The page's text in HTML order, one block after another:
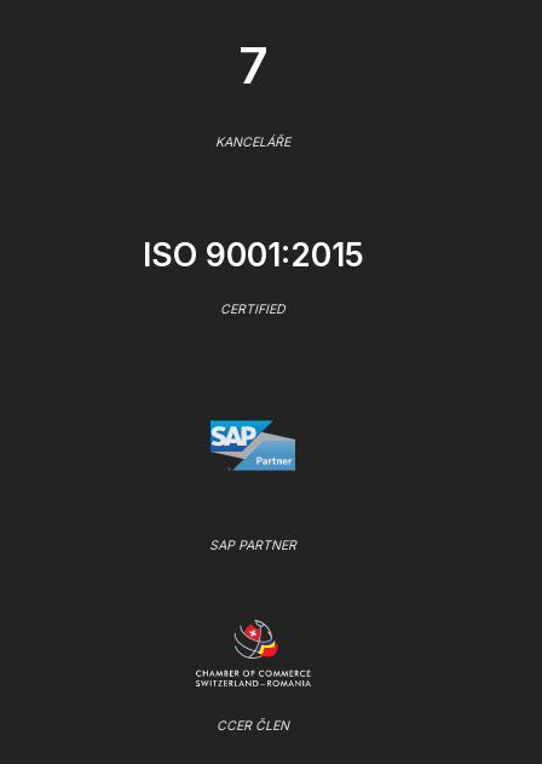
7
KANCELÁŘE
ISO 9001:2015
CERTIFIED
SAP PARTNER
CCER ČLEN